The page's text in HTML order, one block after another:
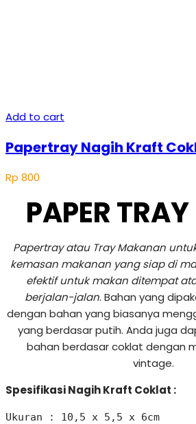
Add to cart
Papertray Nagih Kraft
Rp 800
PAPER
Papertray atau Tray Makanan
kemasan makanan yang siap di
efektif untuk makan ditempat
berjalan-jalan. Bahan yang
dengan bahan yang biasanya
yang berdasar putih. Anda juga
bahan berdasar coklat dengan
vintage.
Spesifikasi Nagih Kraft Coklat :
Ukuran : 10,5 x 5,5 x 6cm